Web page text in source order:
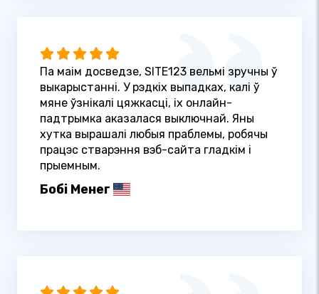
Па маім досведзе, SITE123 вельмі зручны ў
выкарыстанні. У рэдкіх выпадках, калі ў
мяне ўзнікалі цяжкасці, іх онлайн-
падтрымка аказалася выключнай. Яны
хутка вырашалі любыя праблемы, робячы
працэс стварэння вэб-сайта гладкім і
прыемным.
Бобі Менег